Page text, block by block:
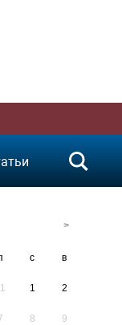
с в
1 2
8 9